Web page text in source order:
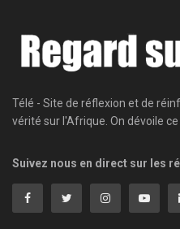
Télé - Site de réflexion et de
vérité sur l'Afrique. On dévoile
Suivez nous en direct sur les